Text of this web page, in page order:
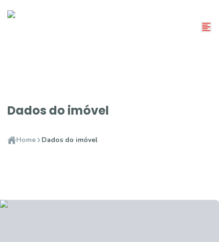
Dados do imóvel
Home Dados do imóvel